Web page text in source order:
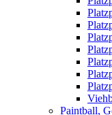
Paintball,